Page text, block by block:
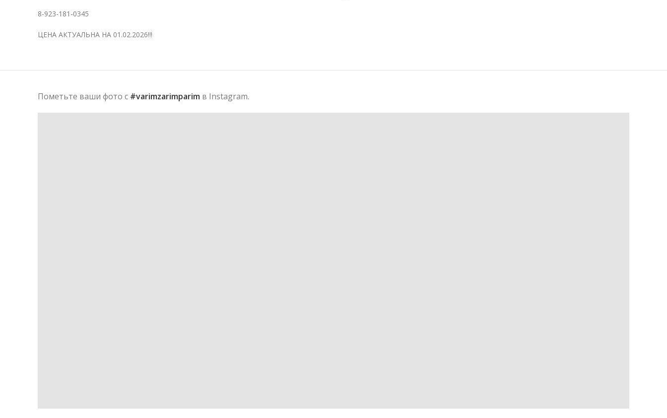
8-923-181-0345
ЦЕНА АКТУАЛЬНА НА 01.02.2026!!!
Пометьте ваши фото с #varimzarimparim в Instagram.